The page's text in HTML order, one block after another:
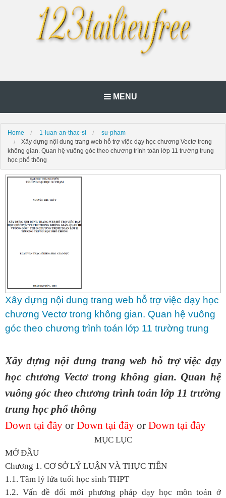
MENU
Home 1-luan-an-thac-si
su-pham
Xây dựng nội dung trang web hỗ trợ việc dạy học chương Vectơ trong
không gian. Quan hệ vuông góc theo chương trình toán lớp 11 trường trung
học phổ thông
Xây dựng nội dung trang web hỗ trợ việc dạy học
chương Vectơ trong không gian. Quan hệ vuông
góc theo chương trình toán lớp 11 trường trung
Xây dựng nội dung trang web hỗ trợ việc dạy
học chương Vectơ trong không gian. Quan hệ
vuông góc theo chương trình toán lớp 11 trường
trung học phổ thông
Down tại đây or Down tại đây or Down tại đây
MỤC LỤC
MỞ ĐẦU
Chương 1. CƠ SỞ LÝ LUẬN VÀ THỰC TIỄN
1.1. Tâm lý lứa tuổi học sinh THPT
1.2. Vấn đề đổi mới phương pháp dạy học môn toán ở